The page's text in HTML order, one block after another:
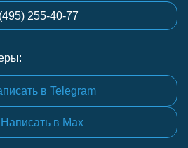
255-40-77
в Telegram
Написать в Max